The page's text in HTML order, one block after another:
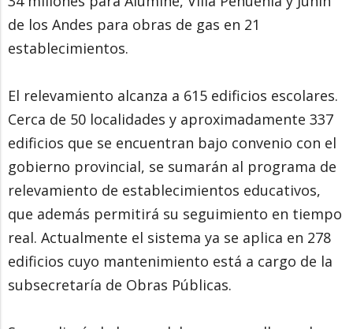
de los Andes para obras de gas en 21
establecimientos.
El relevamiento alcanza a 615 edificios escolares.
Cerca de 50 localidades y aproximadamente 337
edificios que se encuentran bajo convenio con el
gobierno provincial, se sumarán al programa de
relevamiento de establecimientos educativos,
que además permitirá su seguimiento en tiempo
real. Actualmente el sistema ya se aplica en 278
edificios cuyo mantenimiento está a cargo de la
subsecretaría de Obras Públicas.